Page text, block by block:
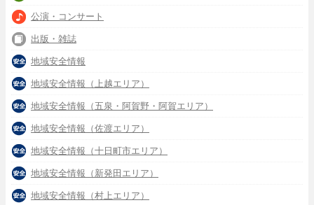
公演・コンサート
出版・雑誌
地域安全情報
地域安全情報（上越エリア）
地域安全情報（五泉・阿賀野・阿賀エリア）
地域安全情報（佐渡エリア）
地域安全情報（十日町市エリア）
地域安全情報（新発田エリア）
地域安全情報（村上エリア）